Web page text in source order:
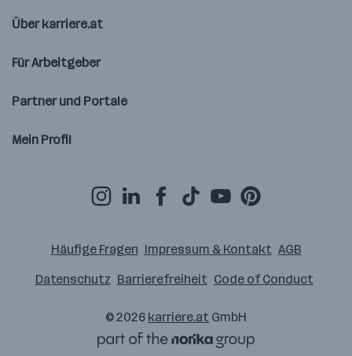
Über karriere.at
Für Arbeitgeber
Partner und Portale
Mein Profil
Häufige Fragen Impressum & Kontakt AGB
Datenschutz Barrierefreiheit Code of Conduct
© 2026 karriere.at GmbH